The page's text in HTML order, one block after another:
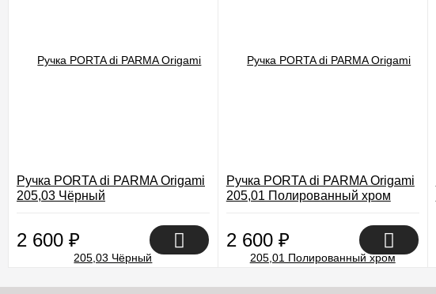
Ручка PORTA di PARMA Origami
205,03 Чёрный
2 600 ₽
Ручка PORTA di PARMA Origami
205,01 Полированный хром
2 600 ₽